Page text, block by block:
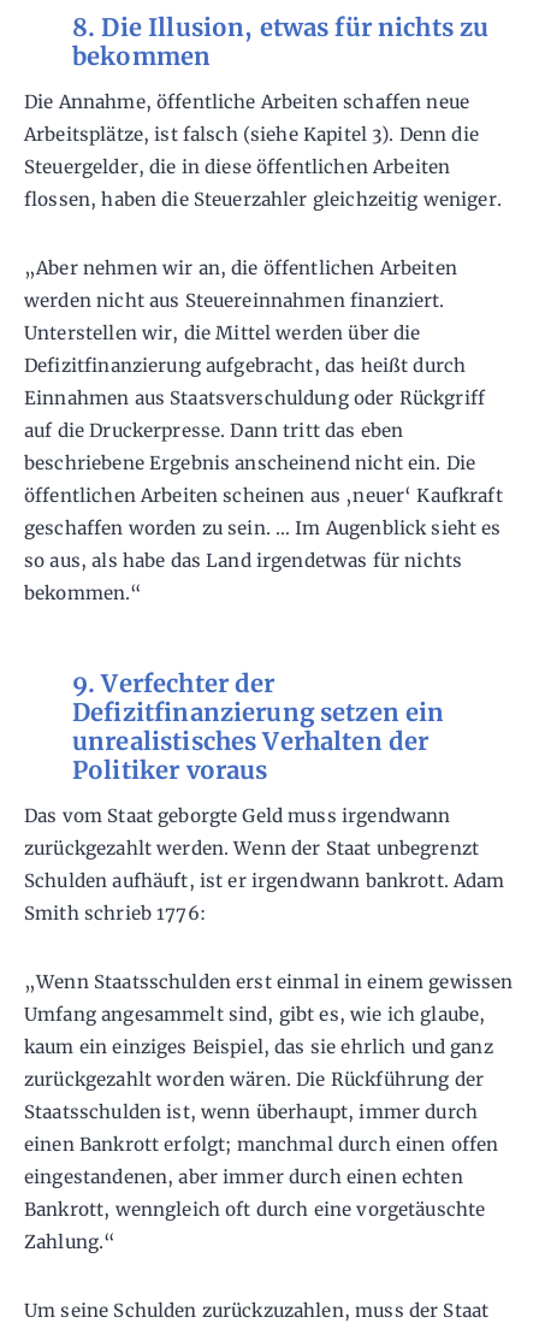
8. Die Illusion, etwas für nichts zu
bekommen
Die Annahme, öffentliche Arbeiten schaffen neue
Arbeitsplätze, ist falsch (siehe Kapitel 3). Denn die
Steuergelder, die in diese öffentlichen Arbeiten
flossen, haben die Steuerzahler gleichzeitig weniger.
„Aber nehmen wir an, die öffentlichen Arbeiten
werden nicht aus Steuereinnahmen finanziert.
Unterstellen wir, die Mittel werden über die
Defizitfinanzierung aufgebracht, das heißt durch
Einnahmen aus Staatsverschuldung oder Rückgriff
auf die Druckerpresse. Dann tritt das eben
beschriebene Ergebnis anscheinend nicht ein. Die
öffentlichen Arbeiten scheinen aus ‚neuer‘ Kaufkraft
geschaffen worden zu sein. … Im Augenblick sieht es
so aus, als habe das Land irgendetwas für nichts
bekommen.“
9. Verfechter der
Defizitfinanzierung setzen ein
unrealistisches Verhalten der
Politiker voraus
Das vom Staat geborgte Geld muss irgendwann
zurückgezahlt werden. Wenn der Staat unbegrenzt
Schulden aufhäuft, ist er irgendwann bankrott. Adam
Smith schrieb 1776:
„Wenn Staatsschulden erst einmal in einem gewissen
Umfang angesammelt sind, gibt es, wie ich glaube,
kaum ein einziges Beispiel, das sie ehrlich und ganz
zurückgezahlt worden wären. Die Rückführung der
Staatsschulden ist, wenn überhaupt, immer durch
einen Bankrott erfolgt; manchmal durch einen offen
eingestandenen, aber immer durch einen echten
Bankrott, wenngleich oft durch eine vorgetäuschte
Zahlung.“
Um seine Schulden zurückzuzahlen, muss der Staat